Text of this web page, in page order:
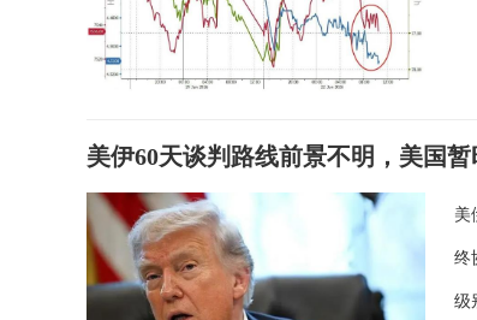
美伊60天谈判路线前景不明，美国
美
终
级